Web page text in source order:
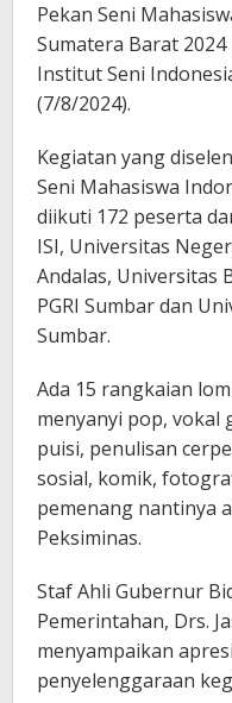
Pekan Seni
Sumatera Barat
Institut Seni
(7/8/2024).
Kegiatan yang
Seni Mahasiswa
diikuti 172 peserta
ISI, Universitas
Andalas, Universitas
PGRI Sumbar dan
Sumbar.
Ada 15 rangkaian
menyanyi pop, vokal
puisi, penulisan
sosial, komik,
pemenang nantinya
Peksiminas.
Staf Ahli Gubernur
Pemerintahan, Drs.
menyampaikan
penyelenggaraan